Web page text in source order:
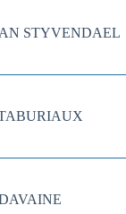
STYVENDAEL